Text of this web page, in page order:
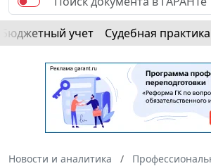
Бюджетный учет Судебная практика
Новости и аналитика